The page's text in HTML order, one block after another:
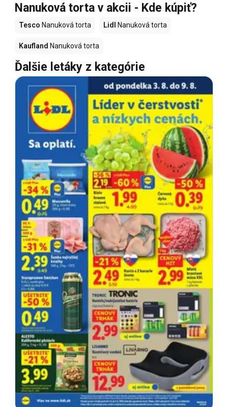
Nanuková torta v akcii - Kde kúpiť?
Tesco Nanuková torta Lidl Nanuková torta
Kaufland Nanuková torta
Ďalšie letáky z kategórie